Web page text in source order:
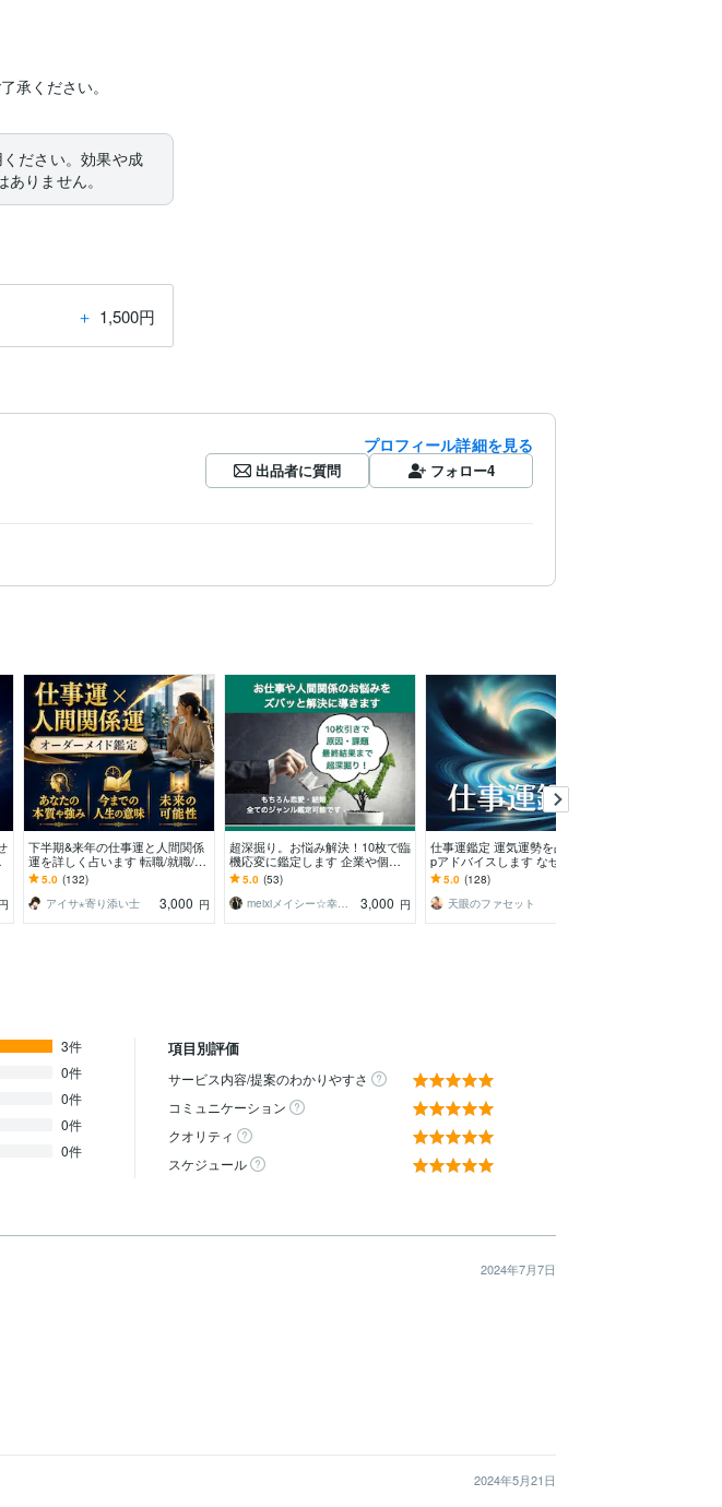
承ください。
ださい。効果や成
りません。
＋ 1,500円
プロフィール詳細を見る
出品者に質問 フォロー4
円
下半期&来年の仕事運と人間関係
運を詳しく占います 転職/就職/運
勢をオーダーメイドで◆霊視タロ
ット四柱推命
5.0 (132)
アイサ⋆寄り添い士
3,000 円
超深掘り。お悩み解決！10枚で臨
機応変に鑑定します 企業や個人
事業のご相談◎結婚・人間関係…
原因〜最終結果まで。
5.0 (53)
meixiメイシー☆幸せ引き寄せる占い師
3,000 円
仕事運鑑定 運気運勢を占い運気u
pアドバイスします なぜ【人間関
係・起業・転職】がうまくいかな
い？深層鑑定します
5.0 (128)
天眼のファセット
3件
0件
0件
0件
0件
項目別評価
サービス内容/提案のわかりやすさ
コミュニケーション
クオリティ
スケジュール
2024年7月7日
2024年5月21日